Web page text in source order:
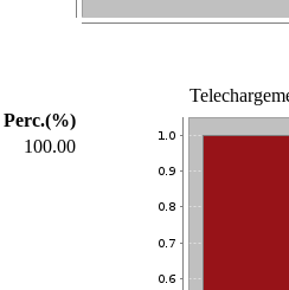
Perc.(%)
100.00